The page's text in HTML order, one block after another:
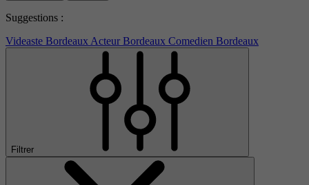
Suggestions :
Videaste Bordeaux Acteur Bordeaux Comedien Bordeaux
Filtrer